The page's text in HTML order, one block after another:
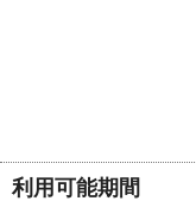
利用可能期間